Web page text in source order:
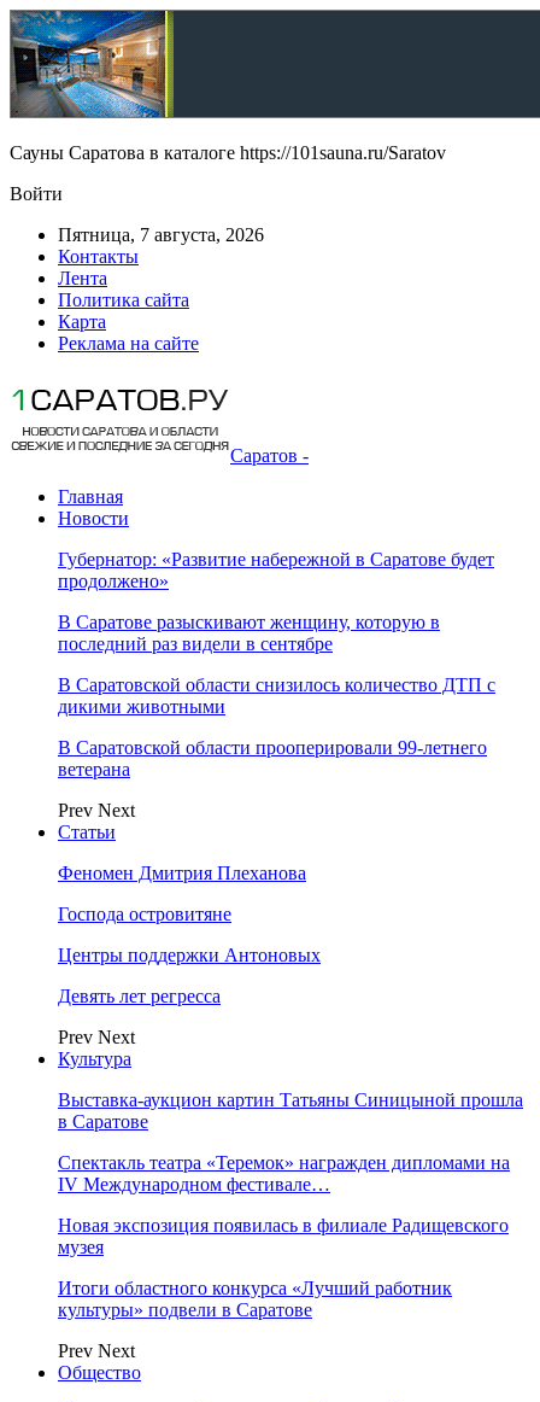
Сауны Саратова в каталоге https://101sauna.ru/Saratov
Войти
Пятница, 7 августа, 2026
Контакты
Лента
Политика сайта
Карта
Реклама на сайте
Саратов -
Главная
Новости
Губернатор: «Развитие набережной в Саратове будет
продолжено»
В Саратове разыскивают женщину, которую в
последний раз видели в сентябре
В Саратовской области снизилось количество ДТП с
дикими животными
В Саратовской области прооперировали 99-летнего
ветерана
Prev Next
Статьи
Феномен Дмитрия Плеханова
Господа островитяне
Центры поддержки Антоновых
Девять лет регресса
Prev Next
Культура
Выставка-аукцион картин Татьяны Синицыной прошла
в Саратове
Спектакль театра «Теремок» награжден дипломами на
IV Международном фестивале…
Новая экспозиция появилась в филиале Радищевского
музея
Итоги областного конкурса «Лучший работник
культуры» подвели в Саратове
Prev Next
Общество